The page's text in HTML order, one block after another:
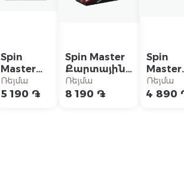
Spin
Master
Փայտե
շախմատ
Ռեյմա
5 190 ֏
Spin Master
Քարտային
խաղ
«Ռուբիկ
Ռեյմա
8 190 ֏
Spin
Master
Սեղանի
խաղ
Ռեյմա
4 890